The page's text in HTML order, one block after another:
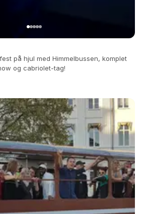
på hjul med Himmelbussen, komplet
og cabriolet-tag!